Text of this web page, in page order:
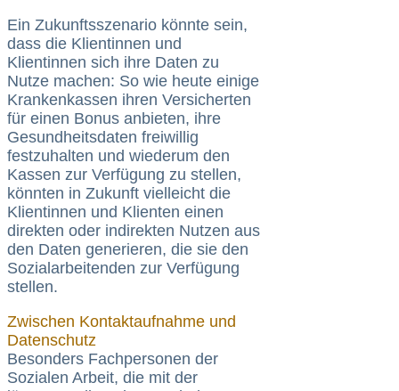
Ein Zukunftsszenario könnte sein,
dass die Klientinnen und
Klientinnen sich ihre Daten zu
Nutze machen: So wie heute einige
Krankenkassen ihren Versicherten
für einen Bonus anbieten, ihre
Gesundheitsdaten freiwillig
festzuhalten und wiederum den
Kassen zur Verfügung zu stellen,
könnten in Zukunft vielleicht die
Klientinnen und Klienten einen
direkten oder indirekten Nutzen aus
den Daten generieren, die sie den
Sozialarbeitenden zur Verfügung
stellen.
Zwischen Kontaktaufnahme und
Datenschutz
Besonders Fachpersonen der
Sozialen Arbeit, die mit der